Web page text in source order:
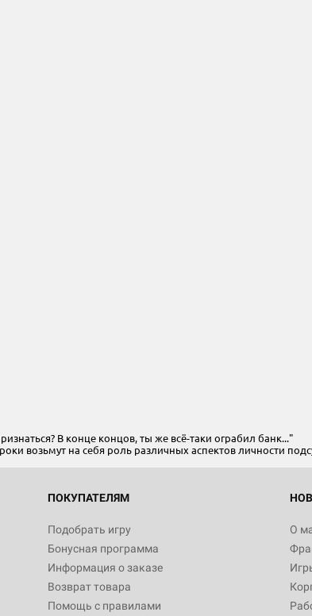
В конце концов, ты же всё-таки ограбил банк..."
возьмут на себя роль различных аспектов личности
ПОКУПАТЕЛЯМ
Подобрать игру
Бонусная программа
Информация о заказе
Возврат товара
Помощь с правилами
О